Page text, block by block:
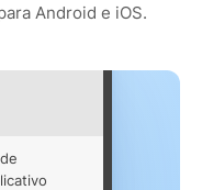
Android e iOS.